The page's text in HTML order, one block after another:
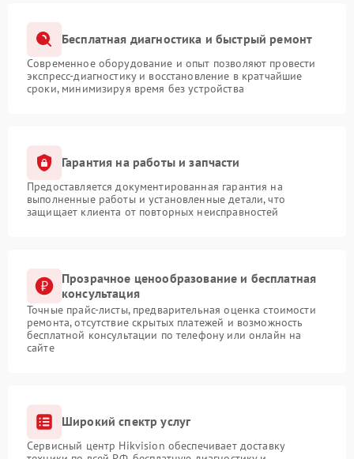
Бесплатная диагностика и быстрый ремонт
Современное оборудование и опыт позволяют провести
экспресс-диагностику и восстановление в кратчайшие
сроки, минимизируя время без устройства
Гарантия на работы и запчасти
Предоставляется документированная гарантия на
выполненные работы и установленные детали, что
защищает клиента от повторных неисправностей
Прозрачное ценообразование и бесплатная
консультация
Точные прайс-листы, предварительная оценка стоимости
ремонта, отсутствие скрытых платежей и возможность
бесплатной консультации по телефону или онлайн на
сайте
Широкий спектр услуг
Сервисный центр Hikvision обеспечивает доставку